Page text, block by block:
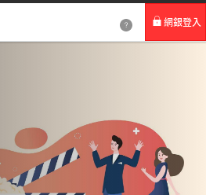
網銀登入
企業網路銀行